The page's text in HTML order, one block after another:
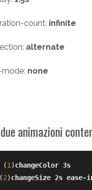
count: infinite
alternate
none
animazioni
(1)changeColor 3s
2)changeSize 2s